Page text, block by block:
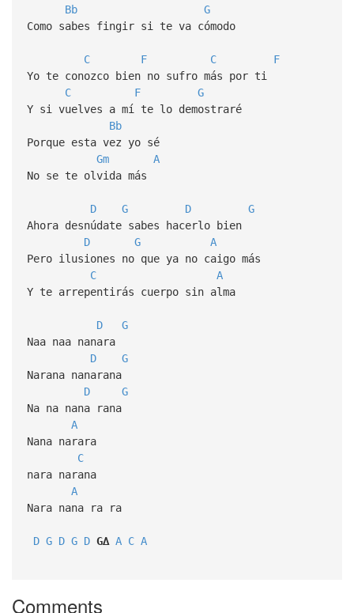
Bb
G
Como sabes fingir si te va cómodo
C F C
F
Yo te conozco bien no sufro más por ti
C
F
G
Y si vuelves a mí te lo demostraré
Bb
Porque esta vez yo sé
Gm
A
No se te olvida más
D G D
G
Ahora desnúdate sabes hacerlo bien
D
G
A
Pero ilusiones no que ya no caigo más
C
A
Y te arrepentirás cuerpo sin alma
D
G
Naa naa nanara
D
G
Narana nanarana
D
G
Na na nana rana
A
Nana narara
C
nara narana
A
Nara nana ra ra
D G D G D G∆ A C A
Comments